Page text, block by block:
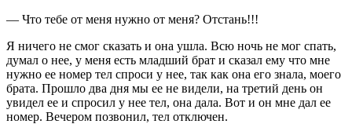
— Что тебе от меня нужно от меня? Отстань!!!
Я ничего не смог сказать и она ушла. Всю ночь не мог спать,
думал о нее, у меня есть младший брат и сказал ему что мне
нужно ее номер тел спроси у нее, так как она его знала, моего
брата. Прошло два дня мы ее не видели, на третий день он
увидел ее и спросил у нее тел, она дала. Вот и он мне дал ее
номер. Вечером позвонил, тел отключен.